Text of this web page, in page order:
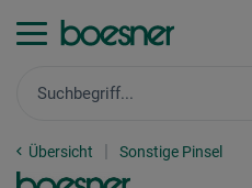
Übersicht Sonstige Pinsel